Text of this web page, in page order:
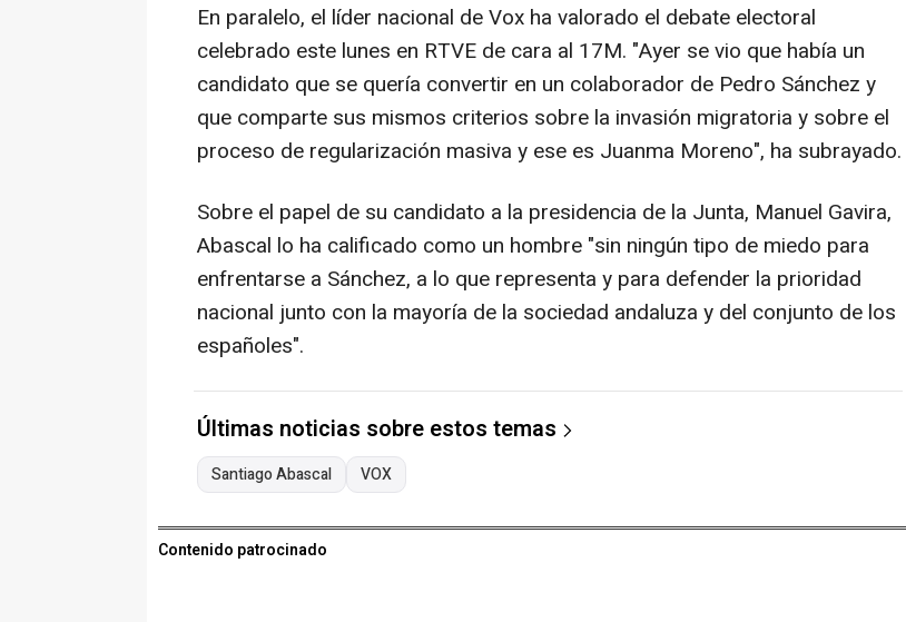
En paralelo, el líder nacional de Vox ha valorado el debate electoral
celebrado este lunes en RTVE de cara al 17M. "Ayer se vio que había un
candidato que se quería convertir en un colaborador de Pedro Sánchez y
que comparte sus mismos criterios sobre la invasión migratoria y sobre el
proceso de regularización masiva y ese es Juanma Moreno", ha subrayado.
Sobre el papel de su candidato a la presidencia de la Junta, Manuel Gavira,
Abascal lo ha calificado como un hombre "sin ningún tipo de miedo para
enfrentarse a Sánchez, a lo que representa y para defender la prioridad
nacional junto con la mayoría de la sociedad andaluza y del conjunto de los
españoles".
Últimas noticias sobre estos temas
Santiago Abascal VOX
Contenido patrocinado